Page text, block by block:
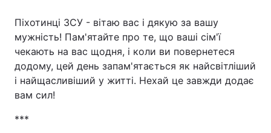
Піхотинці ЗСУ - вітаю вас і дякую за вашу
мужність! Пам'ятайте про те, що ваші сім'ї
чекають на вас щодня, і коли ви повернетеся
додому, цей день запам'ятається як найсвітліший
і найщасливіший у житті. Нехай це завжди додає
вам сил!
***